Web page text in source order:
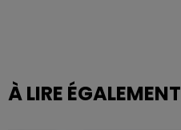
À LIRE ÉGALEMENT